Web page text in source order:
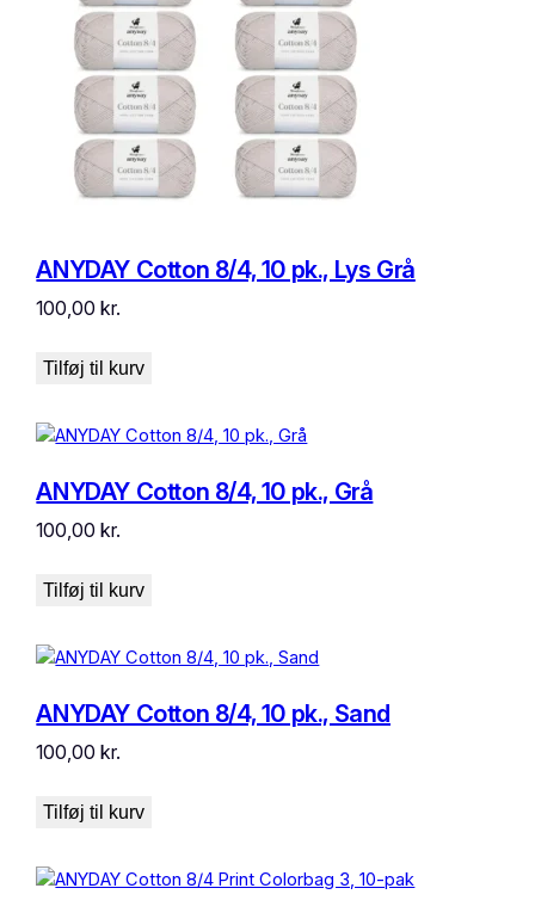
ANYDAY Cotton 8/4, 10 pk., Lys Grå
100,00kr.
Tilføj til kurv
ANYDAY Cotton 8/4, 10 pk., Grå
100,00kr.
Tilføj til kurv
ANYDAY Cotton 8/4, 10 pk., Sand
100,00kr.
Tilføj til kurv